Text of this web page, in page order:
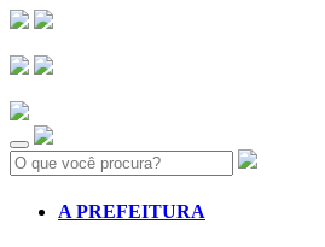
Search:
A PREFEITURA